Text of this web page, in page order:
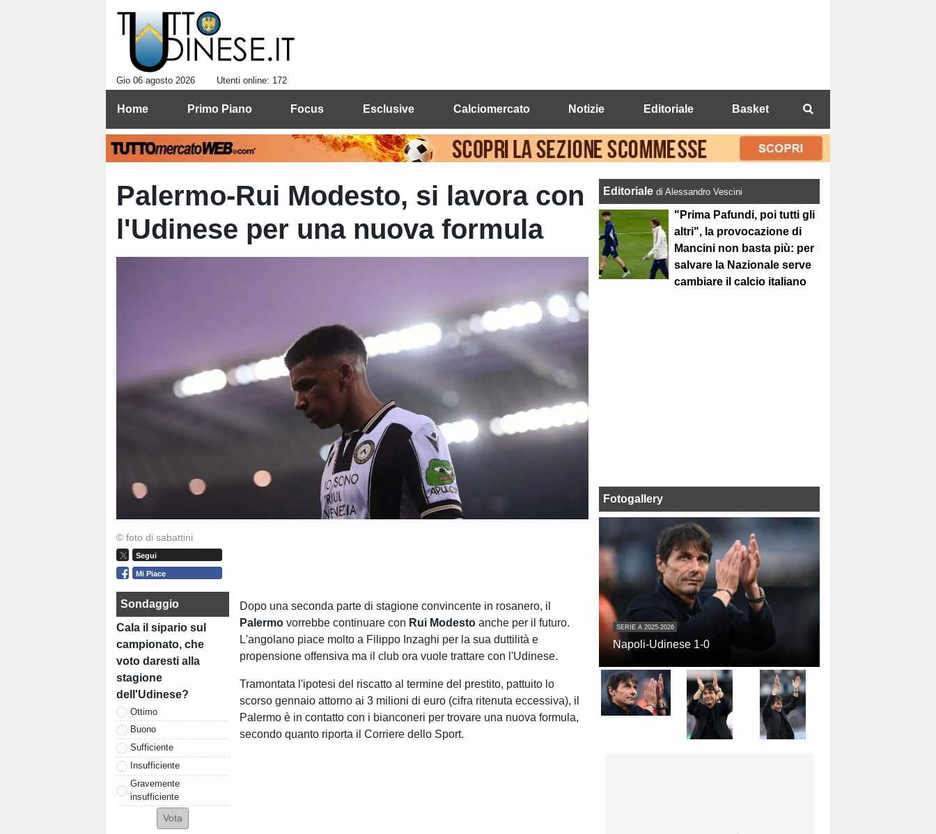
Gio 06 agosto 2026 Utenti online: 172
Home Primo Piano Focus Esclusive Calciomercato Notizie Editoriale Basket
Palermo-Rui Modesto, si lavora con
l'Udinese per una nuova formula
© foto di sabattini
Segui
Mi Piace
Sondaggio
Cala il sipario sul
campionato, che
voto daresti alla
stagione
dell'Udinese?
Ottimo
Buono
Sufficiente
Insufficiente
Gravemente
insufficiente
Dopo una seconda parte di stagione convincente in rosanero, il
Palermo vorrebbe continuare con Rui Modestoanche per il futuro.
L'angolano piace molto a Filippo Inzaghi per la sua duttilità e
propensione offensiva ma il club ora vuole trattare con l'Udinese.
Tramontata l'ipotesi del riscatto al termine del prestito, pattuito lo
scorso gennaio attorno ai 3 milioni di euro (cifra ritenuta eccessiva), il
Palermo è in contatto con i bianconeri per trovare una nuova formula,
secondo quanto riporta il Corriere dello Sport.
Editorialedi Alessandro Vescini
"Prima Pafundi, poi tutti gli
altri", la provocazione di
Mancini non basta più: per
salvare la Nazionale serve
cambiare il calcio italiano
Fotogallery
SERIE A 2025-2026
Napoli-Udinese 1-0